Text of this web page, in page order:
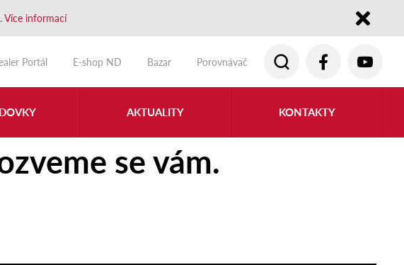
Více informací
Portál E-shop ND Bazar Porovnávač
AKTUALITY KONTAKTY
se vám.